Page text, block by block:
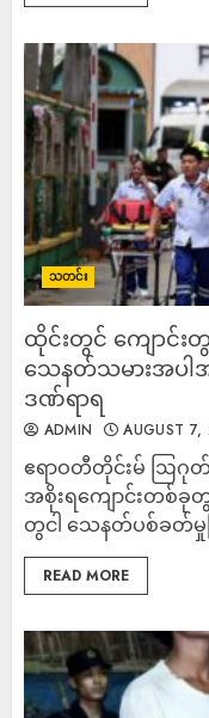
သတင်း
ထိုင်းတွင် ကျောင်းတွ
သေနတ်သမားအပါ
ဒဏ်ရာရ
ADMIN AUGUST
ဧရာဝတီတိုင်းမ် ဩဂု
အစိုးရကျောင်းတစ်ခု
တွငါ သေနတ်ပစ်ခတ်မှုဖြ
READ MORE